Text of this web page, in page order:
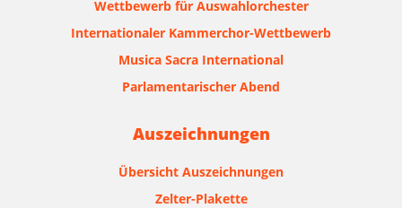
Wettbewerb für Auswahlorchester
Internationaler Kammerchor-Wettbewerb
Musica Sacra International
Parlamentarischer Abend
Auszeichnungen
Übersicht Auszeichnungen
Zelter-Plakette